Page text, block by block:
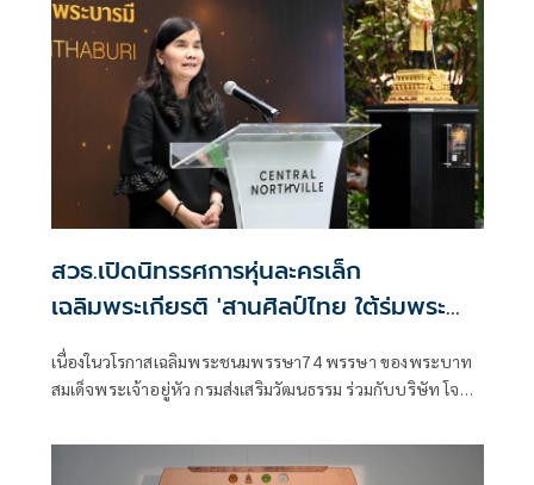
แนวคิด “The Lost Taste : The Living Heritage”
สวธ.เปิดนิทรรศการหุ่นละครเล็ก
เฉลิมพระเกียรติ 'สานศิลป์ไทย ใต้ร่มพระ
บารมี'
เนื่องในวโรกาสเฉลิมพระชนมพรรษา74 พรรษา ของพระบาท
สมเด็จพระเจ้าอยู่หัว กรมส่งเสริมวัฒนธรรม ร่วมกับบริษัท โจ
พระบารมี” ขึ้น เพื่อนำเสนอคุณค่าของศิลปกรรมไทยและ
นาฏศิลป์ไทยในรูปแบบร่วมสมัย สร้างการรับรู้และเปิดโอกาส